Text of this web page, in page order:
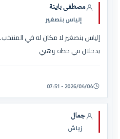
مصطفى باينة
إلياس بنصغير
إلياس بنصغير لا مكان له في
يدخلان في خطة وهبي
2026/04/04 - 07:51
جمال
زياش